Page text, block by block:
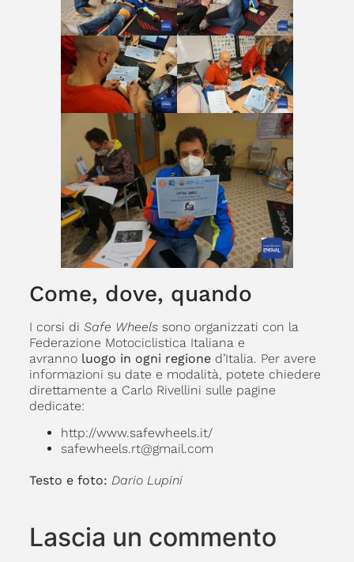
Come, dove, quando
I corsi di Safe Wheelssono organizzati con la
Federazione Motociclistica Italiana e
avranno luogo in ogni regioned’Italia. Per avere
informazioni su date e modalità, potete chiedere
direttamente a Carlo Rivellini sulle pagine
dedicate:
http://www.safewheels.it/
safewheels.rt@gmail.com
Testo e foto: Dario Lupini
Lascia un commento